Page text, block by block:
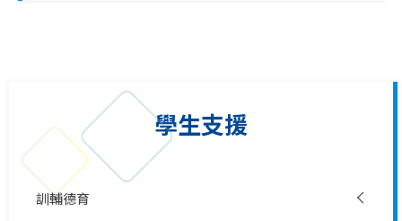
學生支援
訓輔德育